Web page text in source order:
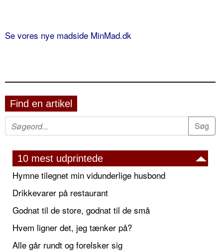
Se vores nye madside MinMad.dk
Find en artikel
10 mest udprintede
Hymne tilegnet min vidunderlige husbond
Drikkevarer på restaurant
Godnat til de store, godnat til de små
Hvem ligner det, jeg tænker på?
Alle går rundt og forelsker sig